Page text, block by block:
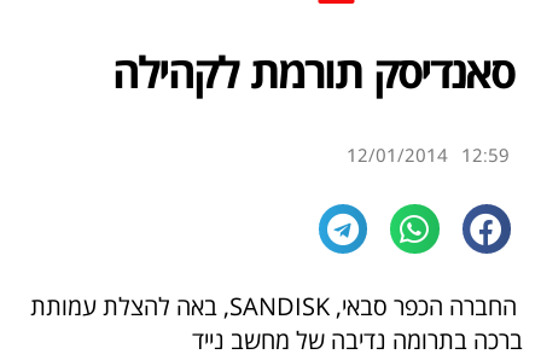
סאנדיסק תורמת לקהילה
12:59
12/01/2014
החברה הכפר סבאי, SANDISK, באה להצלת עמותת
ברכה בתרומה נדיבה של מחשב נייד